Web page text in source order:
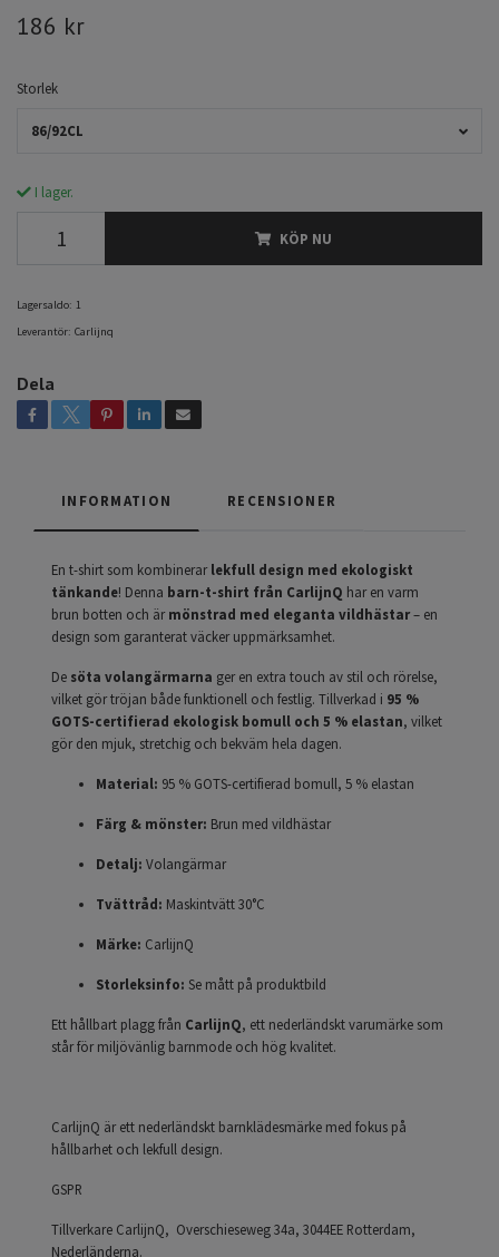
186 kr
Storlek
86/92CL
I lager.
KÖP NU
Lagersaldo: 1
Leverantör: Carlijnq
Dela
INFORMATION RECENSIONER
En t-shirt som kombinerarlekfull design med ekologiskt
tänkande! Denna barn-t-shirt från CarlijnQ har en varm
brun botten och ärmönstrad med eleganta vildhästar– en
design som garanterat väcker uppmärksamhet.
De söta volangärmarna ger en extra touch av stil och rörelse,
vilket gör tröjan både funktionell och festlig. Tillverkad i 95 %
GOTS-certifierad ekologisk bomull och 5 % elastan, vilket
gör den mjuk, stretchig och bekväm hela dagen.
Material: 95 % GOTS-certifierad bomull, 5 % elastan
Färg & mönster: Brun med vildhästar
Detalj: Volangärmar
Tvättråd: Maskintvätt 30°C
Märke: CarlijnQ
Storleksinfo: Se mått på produktbild
Ett hållbart plagg från CarlijnQ, ett nederländskt varumärke som
står för miljövänlig barnmode och hög kvalitet.
CarlijnQ är ett nederländskt barnklädesmärke med fokus på
hållbarhet och lekfull design.
GSPR
Tillverkare CarlijnQ, Overschieseweg 34a, 3044EE Rotterdam,
Nederländerna.